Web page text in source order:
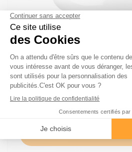
100% WHEY PROTEINE
(2KG)
79.9 €
100% WHEY PROTEINE
de ta prise…